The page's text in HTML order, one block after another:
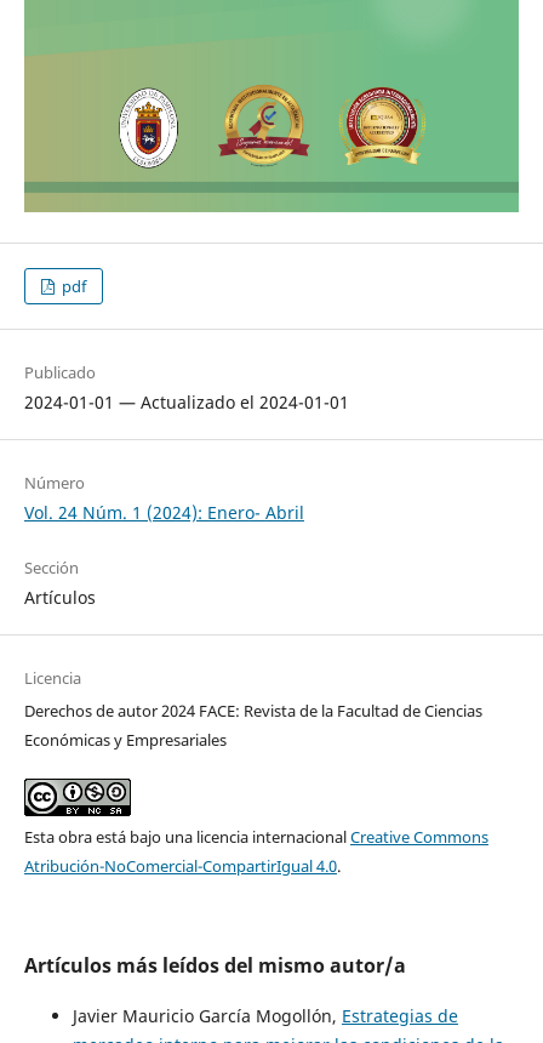
pdf
Publicado
2024-01-01 — Actualizado el 2024-01-01
Número
Vol. 24 Núm. 1 (2024): Enero- Abril
Sección
Artículos
Licencia
Derechos de autor 2024 FACE: Revista de la Facultad de Ciencias
Económicas y Empresariales
Esta obra está bajo una licencia internacionalCreative Commons
Atribución-NoComercial-CompartirIgual 4.0.
Artículos más leídos del mismo autor/a
Javier Mauricio García Mogollón, Estrategias de